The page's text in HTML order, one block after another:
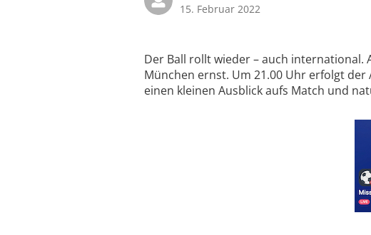
15. Februar 2022
Der Ball rollt wieder – auch international.
München ernst. Um 21.00 Uhr erfolgt
einen kleinen Ausblick aufs Match und